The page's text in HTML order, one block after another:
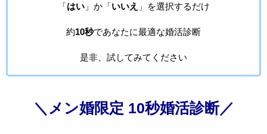
「はい」か「いいえ 」を選択するだけ
約10秒であなたに最適な婚活診断
是非、試してみてください
＼メン婚限定 10秒婚活診断／